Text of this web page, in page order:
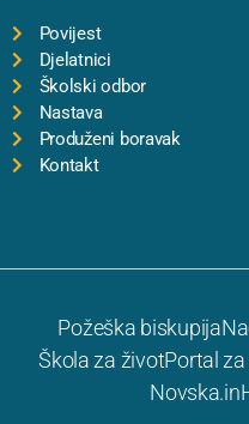
Povijest
Djelatnici
Školski odbor
Nastava
Produženi boravak
Kontakt
Požeška biskupija
Škola za životPortal
Novska.in